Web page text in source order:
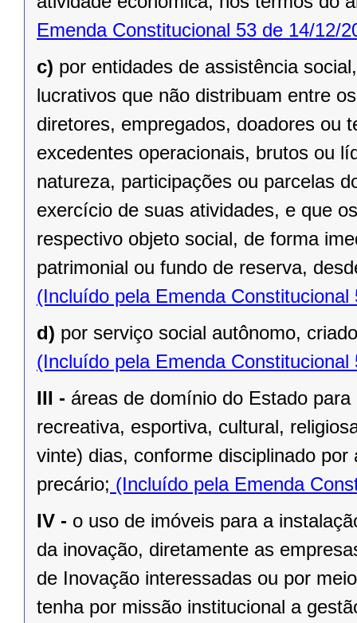
Emenda Constitucional 53 de 14/12/
c) por entidades de assistência
lucrativos que não distribuam entre
diretores, empregados, doadores ou
excedentes operacionais, brutos ou
natureza, participações ou parcelas
exercício de suas atividades, e que
respectivo objeto social, de forma
patrimonial ou fundo de reserva,
(Incluído pela Emenda Constitucional
d) por serviço social autônomo,
(Incluído pela Emenda Constitucional
III - áreas de domínio do Estado
recreativa, esportiva, cultural,
vinte) dias, conforme disciplinado
precário; (Incluído pela Emenda
IV - o uso de imóveis para a
da inovação, diretamente as
de Inovação interessadas ou por
tenha por missão institucional a